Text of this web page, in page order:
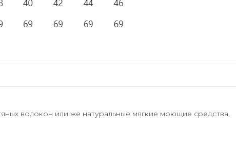
волокон или же натуральные мягкие моющие средства.